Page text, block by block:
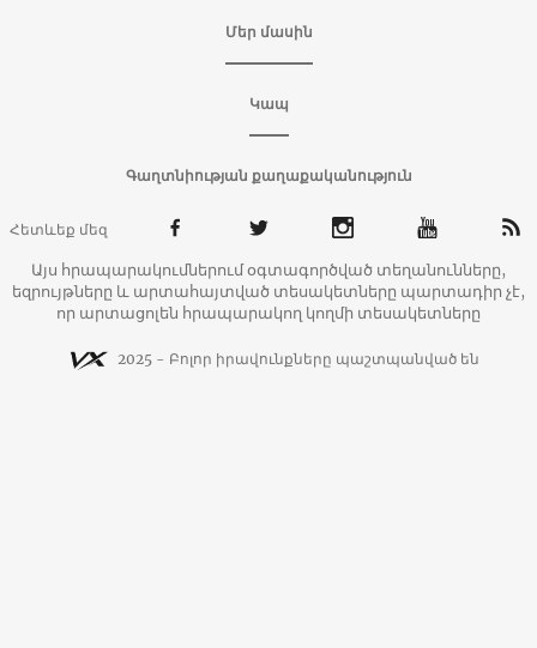
Մեր մասին
Կապ
Գաղտնիության քաղաքականություն
Հետևեք մեզ
Այս հրապարակումներում օգտագործված տեղանունները,
եզրույթները և արտահայտված տեսակետները պարտադիր չէ,
որ արտացոլեն հրապարակող կողմի տեսակետները
2025 - Բոլոր իրավունքները պաշտպանված են